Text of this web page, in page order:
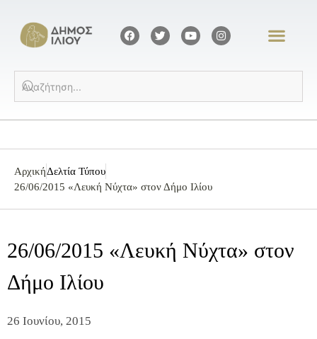
ΑρχικήΔελτία Τύπου
26/06/2015 «Λευκή Νύχτα» στον Δήμο Ιλίου
26/06/2015 «Λευκή Νύχτα» στον
Δήμο Ιλίου
26 Ιουνίου, 2015